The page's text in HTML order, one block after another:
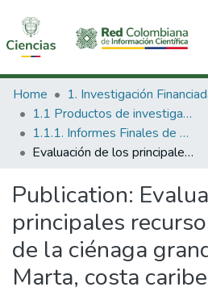
Communities & Collections
All of DSpace
Statistics
Home
1.1 Productos de investigación
1.1.1. Informes Finales de Proyectos de Investigación
Evaluación de los principales recursos pesqueros de la ciénaga grande de Santa Marta, costa caribe colombiano
Publication:
principales
de la ciénaga
Marta, costa